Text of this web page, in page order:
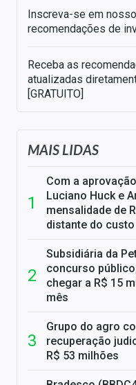
Inscreva-se em
recomendações de
Receba as
atualizadas
[GRATUITO]
MAIS LIDAS
Com a
Luciano Huck e
mensalidade de
distante do
Subsidiária da
concurso
chegar a R$ 15
mês
Grupo do agro
recuperação
R$ 53 milhões